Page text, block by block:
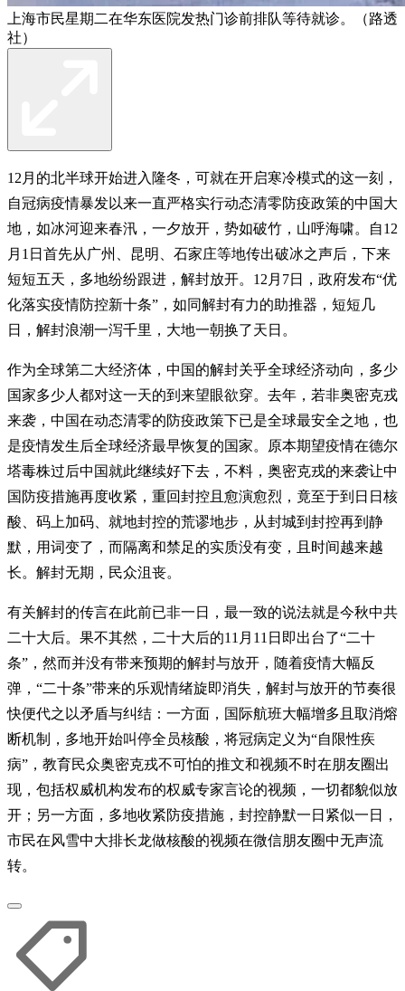
上海市民星期二在华东医院发热门诊前排队等待就诊。（路透
社）
12月的北半球开始进入隆冬，可就在开启寒冷模式的这一刻，
自冠病疫情暴发以来一直严格实行动态清零防疫政策的中国大
地，如冰河迎来春汛，一夕放开，势如破竹，山呼海啸。自12
月1日首先从广州、昆明、石家庄等地传出破冰之声后，下来
短短五天，多地纷纷跟进，解封放开。12月7日，政府发布“优
化落实疫情防控新十条”，如同解封有力的助推器，短短几
日，解封浪潮一泻千里，大地一朝换了天日。
作为全球第二大经济体，中国的解封关乎全球经济动向，多少
国家多少人都对这一天的到来望眼欲穿。去年，若非奥密克戎
来袭，中国在动态清零的防疫政策下已是全球最安全之地，也
是疫情发生后全球经济最早恢复的国家。原本期望疫情在德尔
塔毒株过后中国就此继续好下去，不料，奥密克戎的来袭让中
国防疫措施再度收紧，重回封控且愈演愈烈，竟至于到日日核
酸、码上加码、就地封控的荒谬地步，从封城到封控再到静
默，用词变了，而隔离和禁足的实质没有变，且时间越来越
长。解封无期，民众沮丧。
有关解封的传言在此前已非一日，最一致的说法就是今秋中共
二十大后。果不其然，二十大后的11月11日即出台了“二十
条”，然而并没有带来预期的解封与放开，随着疫情大幅反
弹，“二十条”带来的乐观情绪旋即消失，解封与放开的节奏很
快便代之以矛盾与纠结：一方面，国际航班大幅增多且取消熔
断机制，多地开始叫停全员核酸，将冠病定义为“自限性疾
病”，教育民众奥密克戎不可怕的推文和视频不时在朋友圈出
现，包括权威机构发布的权威专家言论的视频，一切都貌似放
开；另一方面，多地收紧防疫措施，封控静默一日紧似一日，
市民在风雪中大排长龙做核酸的视频在微信朋友圈中无声流
转。